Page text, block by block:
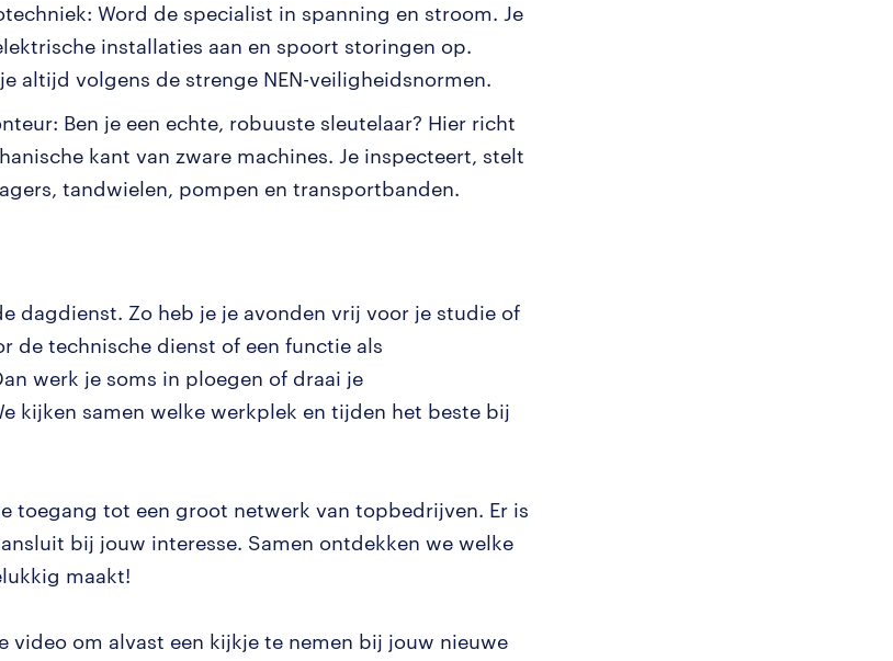
Word de specialist in spanning en stroom. Je
installaties aan en spoort storingen op.
altijd volgens de strenge NEN-veiligheidsnormen.
Ben je een echte, robuuste sleutelaar? Hier richt
kant van zware machines. Je inspecteert, stelt
tandwielen, pompen en transportbanden.
dagdienst. Zo heb je je avonden vrij voor je studie of
de technische dienst of een functie als
werk je soms in ploegen of draai je
kijken samen welke werkplek en tijden het beste bij
toegang tot een groot netwerk van topbedrijven. Er is
bij jouw interesse. Samen ontdekken we welke
maakt!
video om alvast een kijkje te nemen bij jouw nieuwe